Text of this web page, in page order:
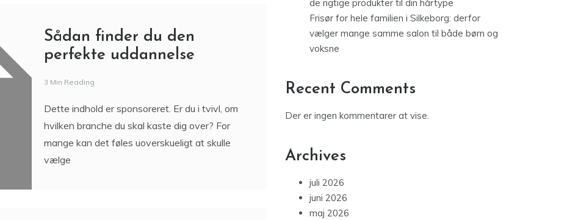
Sådan finder du den
perfekte uddannelse
3 Min Reading
Dette indhold er sponsoreret. Er du i tvivl, om
Online tidsbestilling hos frisør: derfor vælger
flere den nemme løsning i en travl hverdag
Frisørprodukter i Silkeborg: sådan vælger du
de rigtige produkter til din hårtype
vælger mange samme salon til både børn og
Archives